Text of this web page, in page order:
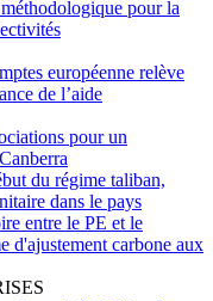
pour la
européenne relève
de l’aide
pour un
du régime taliban,
dans le pays
entre le PE et le
d'ajustement carbone aux